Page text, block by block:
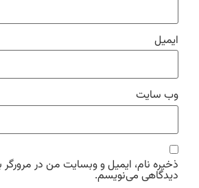
ایمیل
وب‌ سایت
ذخیره نام، ایمیل و وبسایت من در مرورگر
دیدگاهی می‌نویسم.